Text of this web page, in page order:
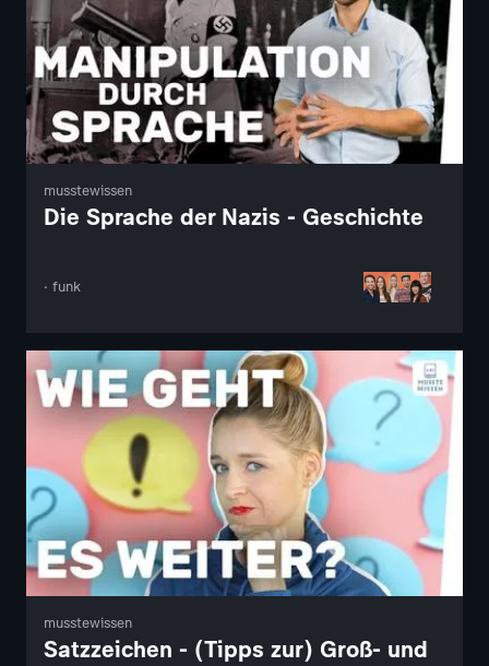
musstewissen
Die Sprache der Nazis - Geschichte
· funk
musstewissen
Satzzeichen - (Tipps zur) Groß- und